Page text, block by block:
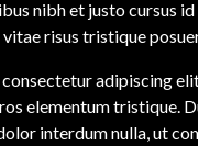
nibh et justo cursus
risus tristique
adipiscing
elementum tristique.
interdum nulla, ut